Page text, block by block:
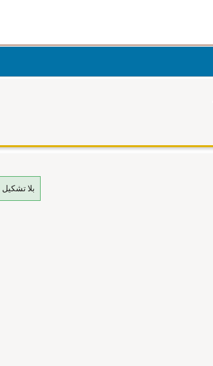
بلا تشكيل